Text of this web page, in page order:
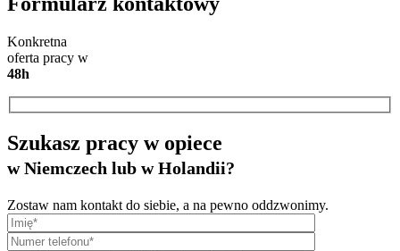
Konkretna
oferta pracy w
48h
Szukasz pracy w opiece
w Niemczech lub w Holandii?
Zostaw nam kontakt do siebie, a na pewno oddzwonimy.